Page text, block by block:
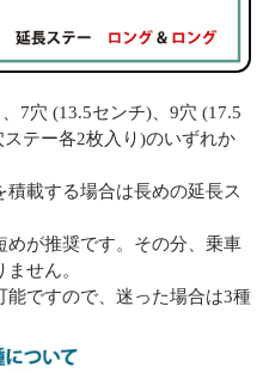
7穴 (13.5センチ)、9穴 (17.5
テー各2枚入り)のいずれか
載する場合は長めの延長ス
が推奨です。その分、乗車
せん。
能ですので、迷った場合は3種